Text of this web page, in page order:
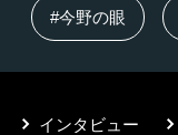
#今野の眼
インタビュー